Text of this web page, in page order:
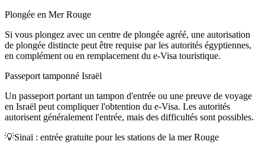
Plongée en Mer Rouge
Si vous plongez avec un centre de plongée agréé, une autorisation
de plongée distincte peut être requise par les autorités égyptiennes,
en complément ou en remplacement du e-Visa touristique.
Passeport tamponné Israël
Un passeport portant un tampon d'entrée ou une preuve de voyage
en Israël peut compliquer l'obtention du e-Visa. Les autorités
autorisent généralement l'entrée, mais des difficultés sont possibles.
💡Sinaï : entrée gratuite pour les stations de la mer Rouge